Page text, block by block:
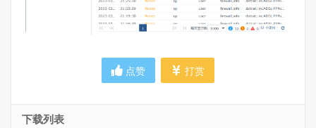
点赞 打赏
下载列表